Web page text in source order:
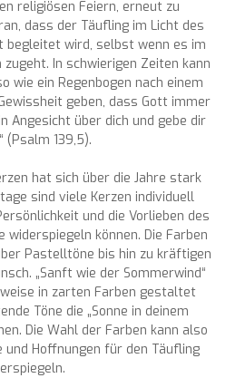
religiösen Feiern, erneut zu
dass der Täufling im Licht des
begleitet wird, selbst wenn es im
In schwierigen Zeiten kann
wie ein Regenbogen nach einem
geben, dass Gott immer
Angesicht über dich und gebe dir
(Psalm 139,5).
hat sich über die Jahre stark
sind viele Kerzen individuell
und die Vorlieben des
widerspiegeln können. Die Farben
Pastelltöne bis hin zu kräftigen
„Sanft wie der Sommerwind“
in zarten Farben gestaltet
Töne die „Sonne in deinem
Die Wahl der Farben kann also
und Hoffnungen für den Täufling